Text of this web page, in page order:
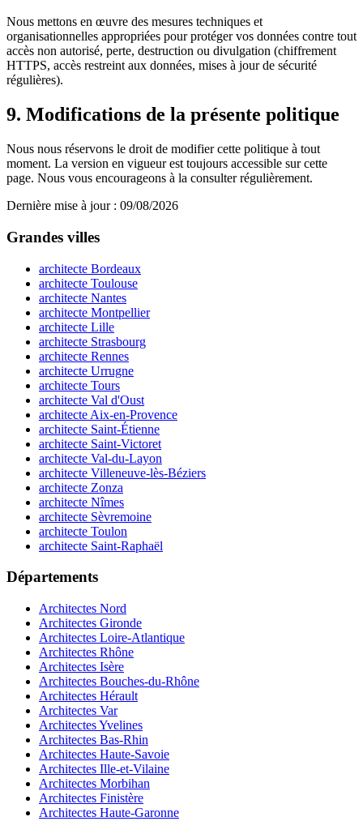
Nous mettons en œuvre des mesures techniques et
organisationnelles appropriées pour protéger vos données contre tout
accès non autorisé, perte, destruction ou divulgation (chiffrement
HTTPS, accès restreint aux données, mises à jour de sécurité
régulières).
9. Modifications de la présente politique
Nous nous réservons le droit de modifier cette politique à tout
moment. La version en vigueur est toujours accessible sur cette
page. Nous vous encourageons à la consulter régulièrement.
Dernière mise à jour : 09/08/2026
Grandes villes
architecte Bordeaux
architecte Toulouse
architecte Nantes
architecte Montpellier
architecte Lille
architecte Strasbourg
architecte Rennes
architecte Urrugne
architecte Tours
architecte Val d'Oust
architecte Aix-en-Provence
architecte Saint-Étienne
architecte Saint-Victoret
architecte Val-du-Layon
architecte Villeneuve-lès-Béziers
architecte Zonza
architecte Nîmes
architecte Sèvremoine
architecte Toulon
architecte Saint-Raphaël
Départements
Architectes Nord
Architectes Gironde
Architectes Loire-Atlantique
Architectes Rhône
Architectes Isère
Architectes Bouches-du-Rhône
Architectes Hérault
Architectes Var
Architectes Yvelines
Architectes Bas-Rhin
Architectes Haute-Savoie
Architectes Ille-et-Vilaine
Architectes Morbihan
Architectes Finistère
Architectes Haute-Garonne